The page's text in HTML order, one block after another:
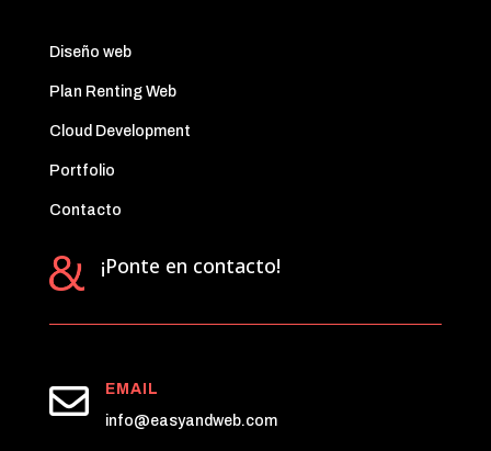
Diseño web
Plan Renting Web
Cloud Development
Portfolio
Contacto
¡Ponte en contacto!

EMAIL
info@easyandweb.com